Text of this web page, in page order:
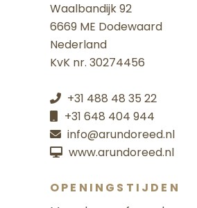
Waalbandijk 92
6669 ME Dodewaard
Nederland
KvK nr. 30274456
+31 488 48 35 22
+31 648 404 944
info@arundoreed.nl
www.arundoreed.nl
OPENINGSTIJDEN